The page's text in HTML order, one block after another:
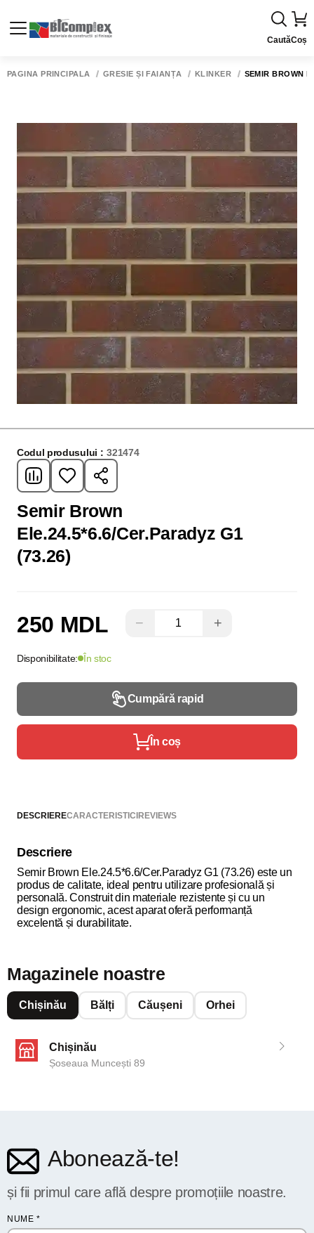
CautăCoș
PAGINA PRINCIPALĂ GRESIE ȘI FAIANȚĂ KLINKER SEMIR BROWN
Codul produsului : 321474
Semir Brown
Ele.24.5*6.6/Cer.Paradyz G1
(73.26)
250 MDL − +
Disponibilitate: În stoc
Cumpără rapid
În coș
DESCRIERECARACTERISTICIREVIEWS
Descriere
Semir Brown Ele.24.5*6.6/Cer.Paradyz G1 (73.26) este un
produs de calitate, ideal pentru utilizare profesională și
personală. Construit din materiale rezistente și cu un
design ergonomic, acest aparat oferă performanță
excelentă și durabilitate.
Magazinele noastre
Chișinău Bălți Căușeni Orhei
Chișinău
Șoseaua Muncești 89
Abonează-te!
și fii primul care află despre promoțiile noastre.
NUME *